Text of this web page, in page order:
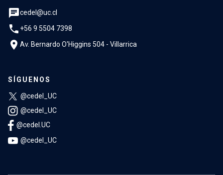
chatcedel@uc.cl
phone +56 9 5504 7398
location_on Av. Bernardo O'Higgins 504 - Villarrica
SÍGUENOS
@cedel_UC
@cedel_UC
@cedel.UC
@cedel_UC